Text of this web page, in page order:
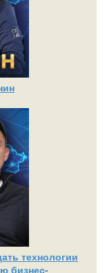
технологии
бизнес-